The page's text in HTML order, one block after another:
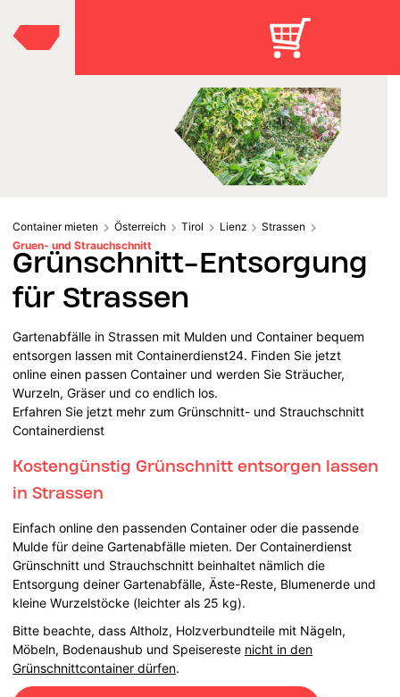
Container mieten Österreich Tirol Lienz
Strassen
Gruen- und Strauchschnitt
Grünschnitt-Entsorgung
für Strassen
Gartenabfälle in Strassen mit Mulden und Container bequem
entsorgen lassen mit Containerdienst24. Finden Sie jetzt
online einen passen Container und werden Sie Sträucher,
Wurzeln, Gräser und co endlich los.
Erfahren Sie jetzt mehr zum Grünschnitt- und Strauchschnitt
Containerdienst
Kostengünstig Grünschnitt entsorgen lassen
in Strassen
Einfach online den passenden Container oder die passende
Mulde für deine Gartenabfälle mieten. Der Containerdienst
Grünschnitt und Strauchschnitt beinhaltet nämlich die
Entsorgung deiner Gartenabfälle, Äste-Reste, Blumenerde und
kleine Wurzelstöcke (leichter als 25 kg).
Bitte beachte, dass Altholz, Holzverbundteile mit Nägeln,
Möbeln, Bodenaushub und Speisereste nicht in den
Grünschnittcontainer dürfen.